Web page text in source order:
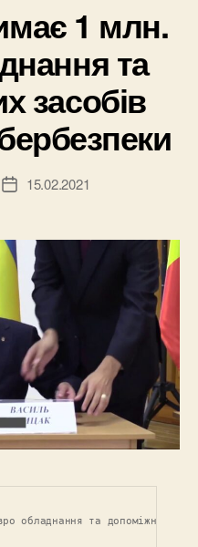
1 млн.
та
засобів
Дата15.02.2021
обладнання та допоміжних